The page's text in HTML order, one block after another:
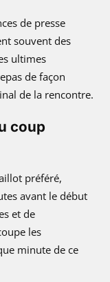
de presse
souvent des
ultimes
de façon
de la rencontre.
coup
préféré,
avant le début
et de
les
minute de ce